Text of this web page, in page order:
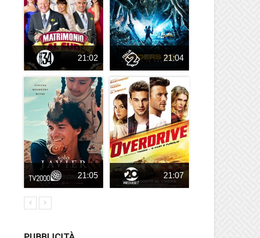
21:02 21:04
21:05 21:07